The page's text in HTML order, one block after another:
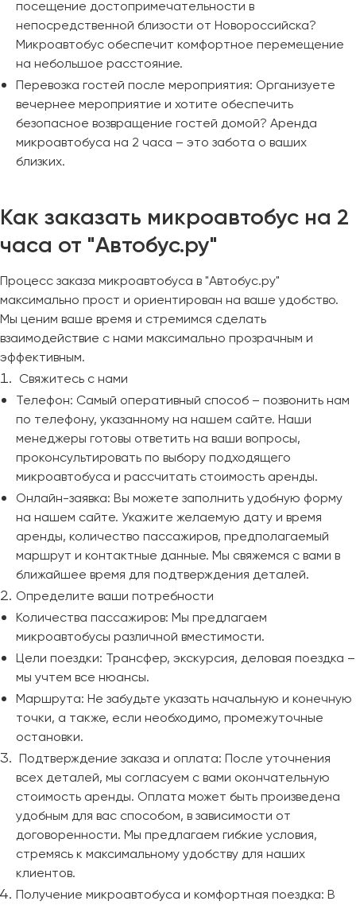
посещение достопримечательности в
непосредственной близости от Новороссийска?
Микроавтобус обеспечит комфортное перемещение
на небольшое расстояние.
Перевозка гостей после мероприятия: Организуете
вечернее мероприятие и хотите обеспечить
безопасное возвращение гостей домой? Аренда
микроавтобуса на 2 часа – это забота о ваших
близких.
Как заказать микроавтобус на 2
часа от "Автобус.ру"
Процесс заказа микроавтобуса в "Автобус.ру"
максимально прост и ориентирован на ваше удобство.
Мы ценим ваше время и стремимся сделать
взаимодействие с нами максимально прозрачным и
эффективным.
Свяжитесь с нами
Телефон: Самый оперативный способ – позвонить нам
по телефону, указанному на нашем сайте. Наши
менеджеры готовы ответить на ваши вопросы,
проконсультировать по выбору подходящего
микроавтобуса и рассчитать стоимость аренды.
Онлайн-заявка: Вы можете заполнить удобную форму
на нашем сайте. Укажите желаемую дату и время
аренды, количество пассажиров, предполагаемый
маршрут и контактные данные. Мы свяжемся с вами в
ближайшее время для подтверждения деталей.
Определите ваши потребности
Количества пассажиров: Мы предлагаем
микроавтобусы различной вместимости.
Цели поездки: Трансфер, экскурсия, деловая поездка –
мы учтем все нюансы.
Маршрута: Не забудьте указать начальную и конечную
точки, а также, если необходимо, промежуточные
остановки.
Подтверждение заказа и оплата: После уточнения
всех деталей, мы согласуем с вами окончательную
стоимость аренды. Оплата может быть произведена
удобным для вас способом, в зависимости от
договоренности. Мы предлагаем гибкие условия,
стремясь к максимальному удобству для наших
клиентов.
Получение микроавтобуса и комфортная поездка: В